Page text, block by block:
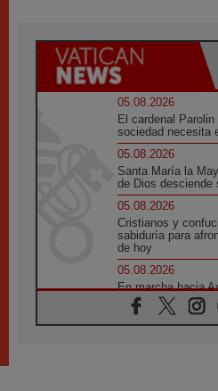
05.08.2026
El cardenal
sociedad necesita
05.08.2026
Santa María la
de Dios desciende
05.08.2026
Cristianos y
sabiduría para
de hoy
05.08.2026
En marcha hacia
Francisco, a la
05.08.2026